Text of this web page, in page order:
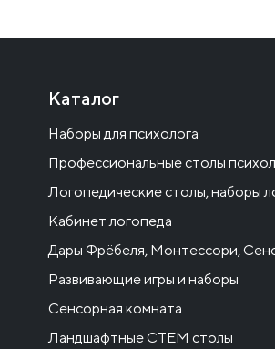
Каталог
Наборы для психолога
Профессиональные столы
Логопедические столы, наборы
Кабинет логопеда
Дары Фрёбеля, Монтессори,
Развивающие игры и наборы
Сенсорная комната
Ландшафтные СТЕМ столы